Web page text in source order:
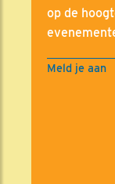
op de
Meld je aan